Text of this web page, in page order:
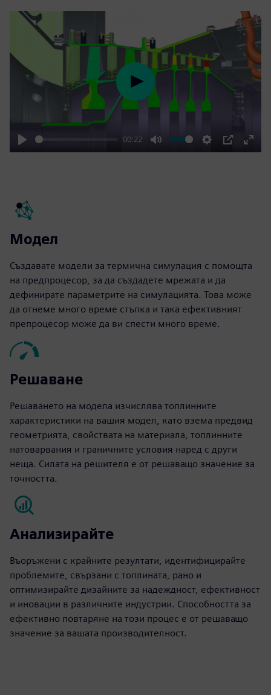
Play
00:22
Mute Settings
PIP
Enter
Play
Модел
Създавате модели за термична симулация с помощта
на предпроцесор, за да създадете мрежата и да
дефинирате параметрите на симулацията. Това може
да отнеме много време стъпка и така ефективният
препроцесор може да ви спести много време.
Решаване
Решаването на модела изчислява топлинните
характеристики на вашия модел, като взема предвид
геометрията, свойствата на материала, топлинните
натоварвания и граничните условия наред с други
неща. Силата на решителя е от решаващо значение за
точността.
Анализирайте
Въоръжени с крайните резултати, идентифицирайте
проблемите, свързани с топлината, рано и
оптимизирайте дизайните за надеждност, ефективност
и иновации в различните индустрии. Способността за
ефективно повтаряне на този процес е от решаващо
значение за вашата производителност.